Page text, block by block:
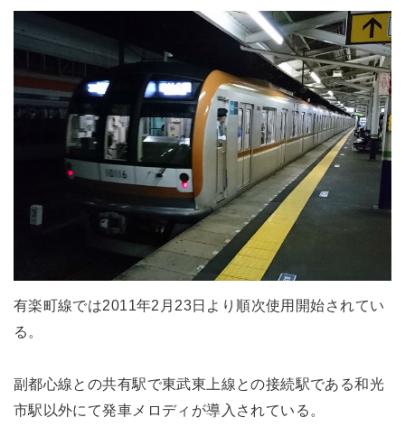
有楽町線では2011年2月23日より順次使用開始されてい
る。
副都心線との共有駅で東武東上線との接続駅である和光
市駅以外にて発車メロディが導入されている。